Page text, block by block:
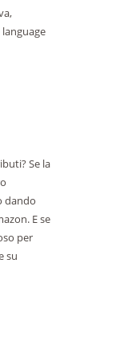
Se la
dando
E se
per
su